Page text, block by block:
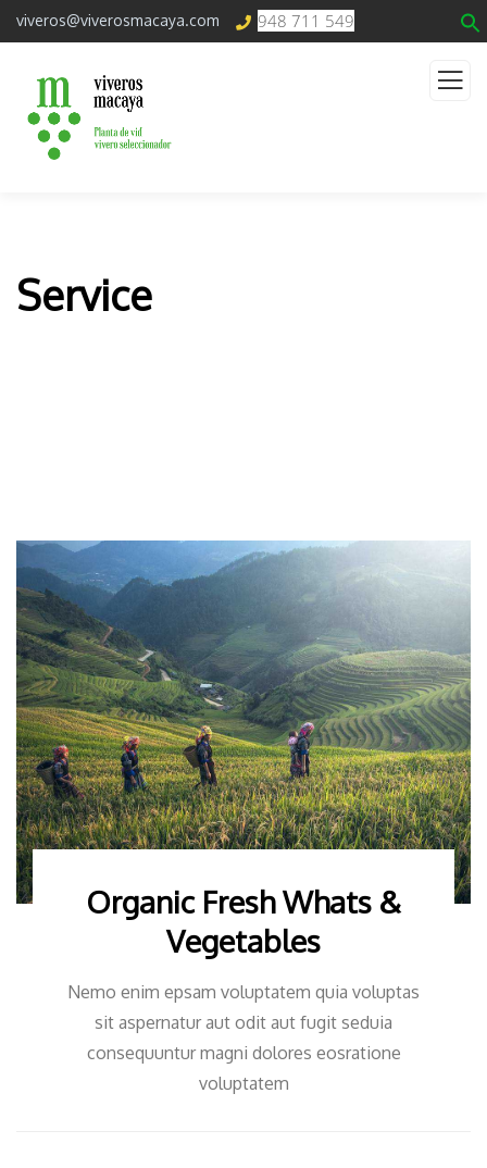
viveros@viverosmacaya.com 948 711 549
Service
Organic Fresh Whats &
Vegetables
Nemo enim epsam voluptatem quia voluptas
sit aspernatur aut odit aut fugit seduia
consequuntur magni dolores eosratione
voluptatem